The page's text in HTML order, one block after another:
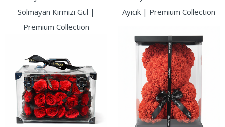
Solmayan Kırmızı Gül |
Premium Collection
Ayıcık | Premium Collection